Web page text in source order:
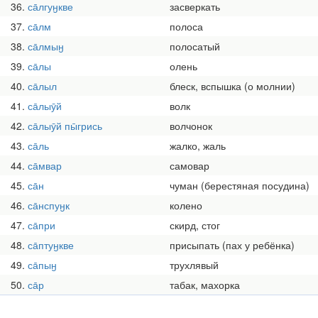
36 са̄лгуӈкве
засверкать
37 са̄лм
полоса
38 са̄лмыӈ
полосатый
39 са̄лы
олень
40 са̄лыл
блеск, вспышка (о молнии)
41 са̄лыӯй
волк
42 са̄лыӯй пы̄грись
волчонок
43 са̄ль
жалко, жаль
44 са̄мвар
самовар
45 са̄н
чуман (берестяная посудина)
46 са̄нспуӈк
колено
47 са̄при
скирд, стог
48 са̄птуӈкве
присыпать (пах у ребёнка)
49 са̄пыӈ
трухлявый
50 са̄р
табак, махорка